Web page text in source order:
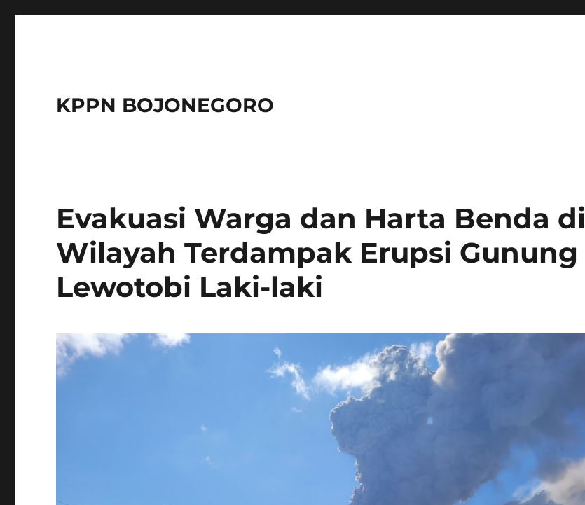
KPPN BOJONEGORO
Evakuasi Warga dan Harta Benda di
Wilayah Terdampak Erupsi Gunung
Lewotobi Laki-laki